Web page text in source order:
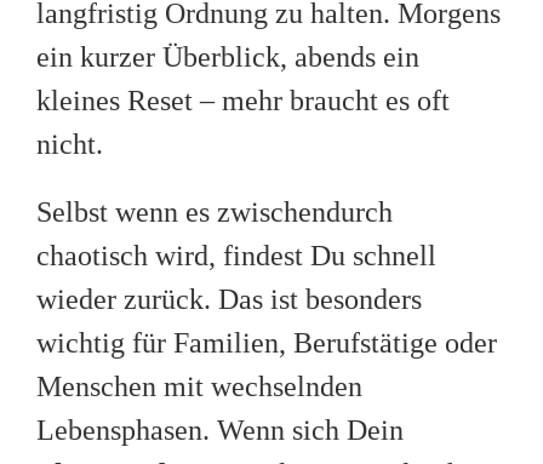
langfristig Ordnung zu halten. Morgens
ein kurzer Überblick, abends ein
kleines Reset – mehr braucht es oft
nicht.
Selbst wenn es zwischendurch
chaotisch wird, findest Du schnell
wieder zurück. Das ist besonders
wichtig für Familien, Berufstätige oder
Menschen mit wechselnden
Lebensphasen. Wenn sich Dein